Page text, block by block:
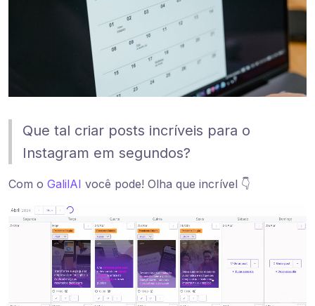
Que tal criar posts incríveis para o
Instagram em segundos?
Com o GalilAI você pode! Olha que incrível 👇